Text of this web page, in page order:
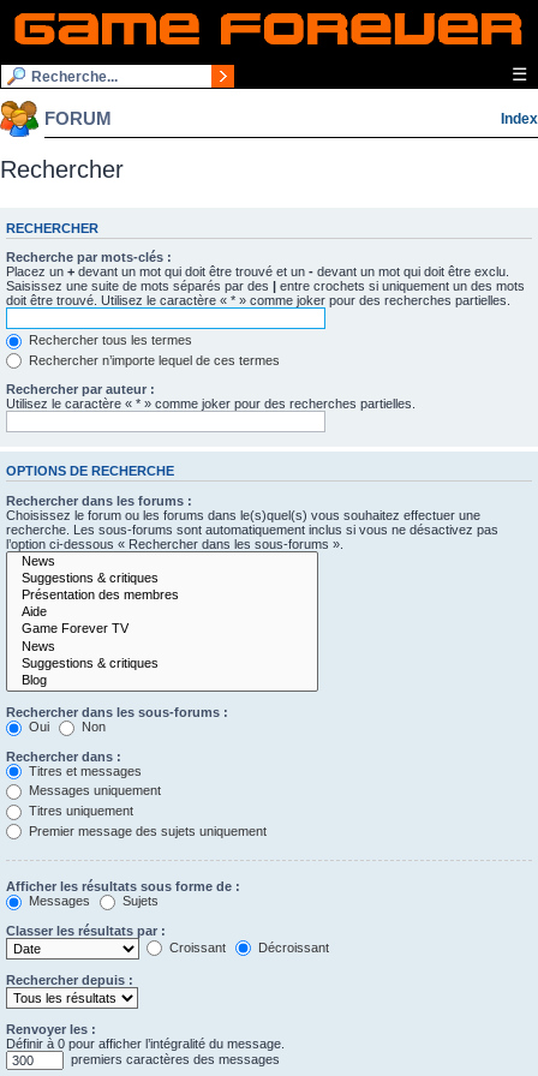
☰
FORUM Index
Rechercher
RECHERCHER
Recherche par mots-clés :
Placez un + devant un mot qui doit être trouvé et un - devant un mot qui doit être exclu.
Saisissez une suite de mots séparés par des | entre crochets si uniquement un des mots
doit être trouvé. Utilisez le caractère « * » comme joker pour des recherches partielles.
Rechercher tous les termes
Rechercher n’importe lequel de ces termes
Rechercher par auteur :
Utilisez le caractère « * » comme joker pour des recherches partielles.
OPTIONS DE RECHERCHE
Rechercher dans les forums :
Choisissez le forum ou les forums dans le(s)quel(s) vous souhaitez effectuer une
recherche. Les sous-forums sont automatiquement inclus si vous ne désactivez pas
l’option ci-dessous « Rechercher dans les sous-forums ».
Rechercher dans les sous-forums :
Oui
Non
Rechercher dans :
Titres et messages
Messages uniquement
Titres uniquement
Premier message des sujets uniquement
Afficher les résultats sous forme de :
Messages
Sujets
Classer les résultats par :
Croissant
Décroissant
Rechercher depuis :
Renvoyer les :
Définir à 0 pour afficher l’intégralité du message.
premiers caractères des messages